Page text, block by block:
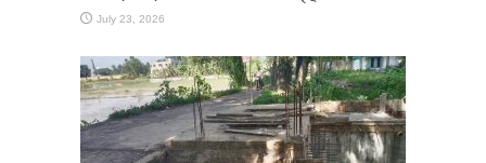
July 23, 2026